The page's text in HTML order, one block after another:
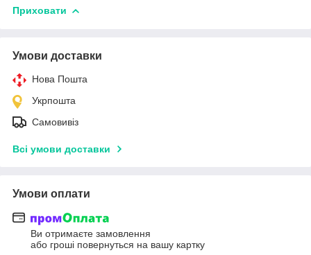
Приховати
Умови доставки
Нова Пошта
Укрпошта
Самовивіз
Всі умови доставки
Умови оплати
Ви отримаєте замовлення
або гроші повернуться на вашу картку